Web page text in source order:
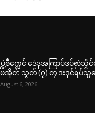
ပ္ဍဲၜဳက္လေင် ဒေံဒုအကြာပ်ဒပ်ဗၠာဲ
ဖအိုတ် သၟတ် (၇) တၠ ဒးဒုင်ရပ်သ္ပက
August 6, 2026